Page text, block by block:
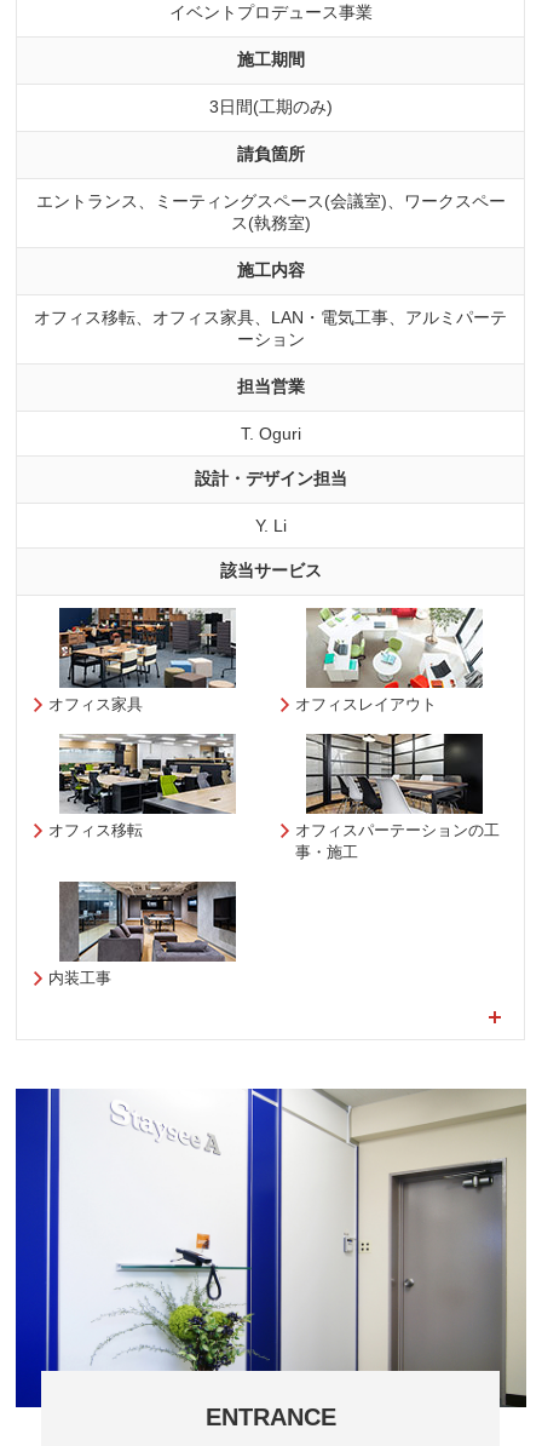
イベントプロデュース事業
施工期間
3日間(工期のみ)
請負箇所
エントランス、ミーティングスペース(会議室)、ワークスペー
ス(執務室)
施工内容
オフィス移転、オフィス家具、LAN・電気工事、アルミパーテ
ーション
担当営業
T. Oguri
設計・デザイン担当
Y. Li
該当サービス
オフィス家具 オフィスレイアウト
オフィス移転
オフィスパーテーションの工
事・施工
内装工事
ENTRANCE